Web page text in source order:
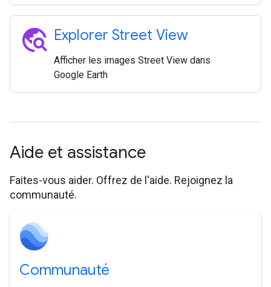
travel_explore Explorer Street View
Afficher les images Street View dans
Google Earth
Aide et assistance
Faites-vous aider. Offrez de l'aide. Rejoignez la
communauté.
Communauté